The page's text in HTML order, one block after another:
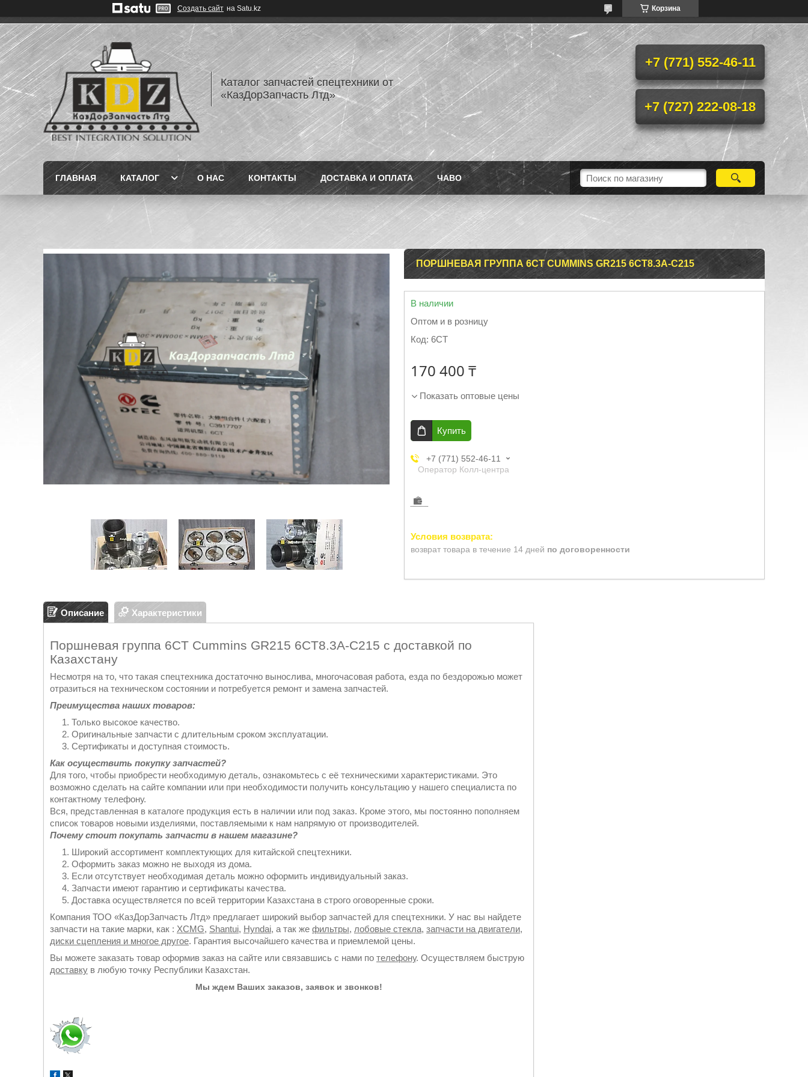
Создать сайт на Satu.kz Корзина
Каталог запчастей спецтехники от
«КазДорЗапчасть Лтд»
+7 (771) 552-46-11
+7 (727) 222-08-18
ГЛАВНАЯ КАТАЛОГ О НАС КОНТАКТЫ ДОСТАВКА И ОПЛАТА ЧАВО
ПОРШНЕВАЯ ГРУППА 6CT CUMMINS GR215 6CT8.3A-C215
В наличии
Оптом и в розницу
Код: 6CT
170 400 ₸
Показать оптовые цены
Купить
+7 (771) 552-46-11
Оператор Колл-центра
возврат товара в течение 14 дней по договоренности
Описание Характеристики
Поршневая группа 6CT Cummins GR215 6CT8.3A-C215 с доставкой по
Казахстану
Несмотря на то, что такая спецтехника достаточно вынослива, многочасовая работа, езда по бездорожью может
отразиться на техническом состоянии и потребуется ремонт и замена запчастей.
Преимущества наших товаров:
Только высокое качество.
Оригинальные запчасти с длительным сроком эксплуатации.
Сертификаты и доступная стоимость.
Как осуществить покупку запчастей?
Для того, чтобы приобрести необходимую деталь, ознакомьтесь с её техническими характеристиками. Это
возможно сделать на сайте компании или при необходимости получить консультацию у нашего специалиста по
контактному телефону.
Вся, представленная в каталоге продукция есть в наличии или под заказ. Кроме этого, мы постоянно пополняем
список товаров новыми изделиями, поставляемыми к нам напрямую от производителей.
Почему стоит покупать запчасти в нашем магазине?
Широкий ассортимент комплектующих для китайской спецтехники.
Оформить заказ можно не выходя из дома.
Если отсутствует необходимая деталь можно оформить индивидуальный заказ.
Запчасти имеют гарантию и сертификаты качества.
Доставка осуществляется по всей территории Казахстана в строго оговоренные сроки.
Компания ТОО «КазДорЗапчасть Лтд» предлагает широкий выбор запчастей для спецтехники. У нас вы найдете
запчасти на такие марки, как : XCMG, Shantui, Hyndai, а так же фильтры, лобовые стекла, запчасти на двигатели,
диски сцепления и многое другое. Гарантия высочайшего качества и приемлемой цены.
Вы можете заказать товар оформив заказ на сайте или связавшись с нами по телефону. Осуществляем быструю
доставку в любую точку Республики Казахстан.
Мы ждем Ваших заказов, заявок и звонков!